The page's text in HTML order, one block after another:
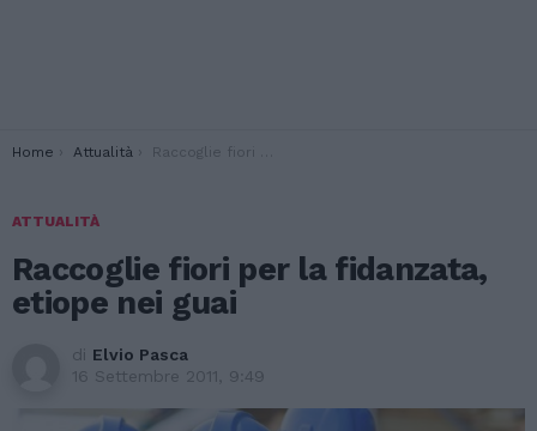
You are here:
Home Attualità Raccoglie fiori per la fidanzata, etiope nei guai
ATTUALITÀ
Raccoglie fiori per la fidanzata,
etiope nei guai
di Elvio Pasca
16 Settembre 2011, 9:49